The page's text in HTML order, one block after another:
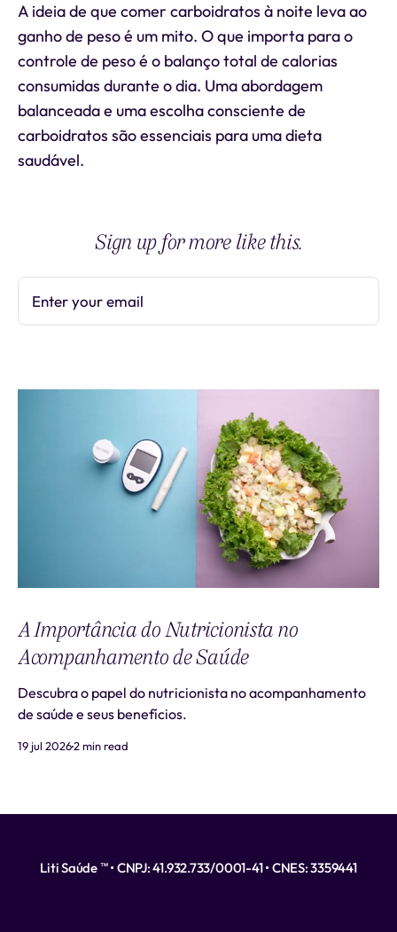
A ideia de que comer carboidratos à noite leva ao
ganho de peso é um mito. O que importa para o
controle de peso é o balanço total de calorias
consumidas durante o dia. Uma abordagem
balanceada e uma escolha consciente de
carboidratos são essenciais para uma dieta
saudável.
Sign up for more like this.
Enter your email
A Importância do Nutricionista no
Acompanhamento de Saúde
Descubra o papel do nutricionista no acompanhamento
de saúde e seus benefícios.
19 jul 20262 min read
Liti Saúde ™ • CNPJ: 41.932.733/0001-41 • CNES: 3359441